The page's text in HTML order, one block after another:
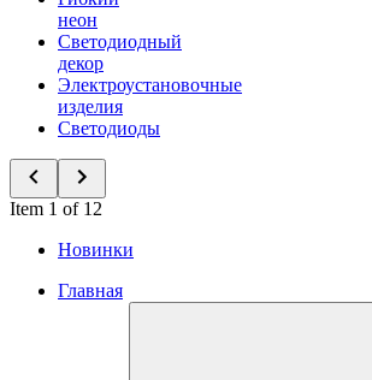
неон
Светодиодный
декор
Электроустановочные
изделия
Светодиоды
Item 1 of 12
Новинки
Главная